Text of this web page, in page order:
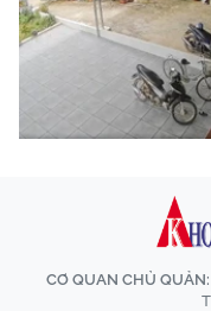
CƠ QUAN CHỦ QUẢN: